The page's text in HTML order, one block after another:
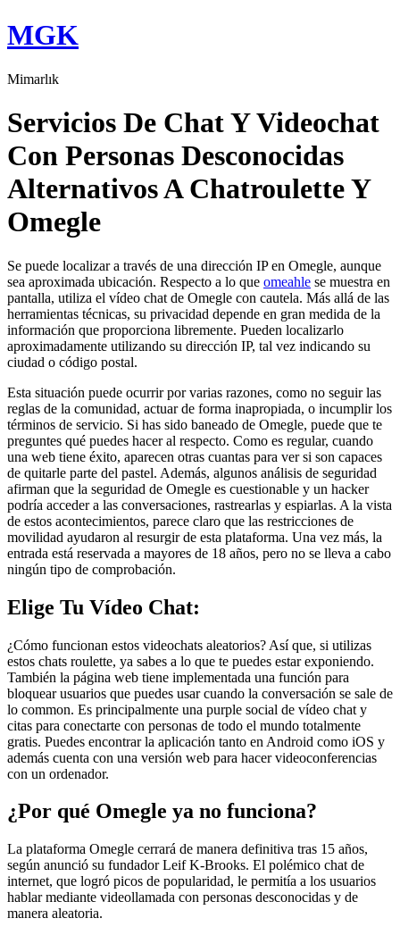
Skip
to
MGK
Mimarlık
Servicios De Chat Y Videochat
Con Personas Desconocidas
Alternativos A Chatroulette Y
Omegle
Se puede localizar a través de una dirección IP en Omegle, aunque
sea aproximada ubicación. Respecto a lo que omeahle se muestra en
pantalla, utiliza el vídeo chat de Omegle con cautela. Más allá de las
herramientas técnicas, su privacidad depende en gran medida de la
información que proporciona libremente. Pueden localizarlo
aproximadamente utilizando su dirección IP, tal vez indicando su
ciudad o código postal.
Esta situación puede ocurrir por varias razones, como no seguir las
reglas de la comunidad, actuar de forma inapropiada, o incumplir los
términos de servicio. Si has sido baneado de Omegle, puede que te
preguntes qué puedes hacer al respecto. Como es regular, cuando
una web tiene éxito, aparecen otras cuantas para ver si son capaces
de quitarle parte del pastel. Además, algunos análisis de seguridad
afirman que la seguridad de Omegle es cuestionable y un hacker
podría acceder a las conversaciones, rastrearlas y espiarlas. A la vista
de estos acontecimientos, parece claro que las restricciones de
movilidad ayudaron al resurgir de esta plataforma. Una vez más, la
entrada está reservada a mayores de 18 años, pero no se lleva a cabo
ningún tipo de comprobación.
Elige Tu Vídeo Chat:
¿Cómo funcionan estos videochats aleatorios? Así que, si utilizas
estos chats roulette, ya sabes a lo que te puedes estar exponiendo.
También la página web tiene implementada una función para
bloquear usuarios que puedes usar cuando la conversación se sale de
lo common. Es principalmente una purple social de vídeo chat y
citas para conectarte con personas de todo el mundo totalmente
gratis. Puedes encontrar la aplicación tanto en Android como iOS y
además cuenta con una versión web para hacer videoconferencias
con un ordenador.
¿Por qué Omegle ya no funciona?
La plataforma Omegle cerrará de manera definitiva tras 15 años,
según anunció su fundador Leif K-Brooks. El polémico chat de
internet, que logró picos de popularidad, le permitía a los usuarios
hablar mediante videollamada con personas desconocidas y de
manera aleatoria.